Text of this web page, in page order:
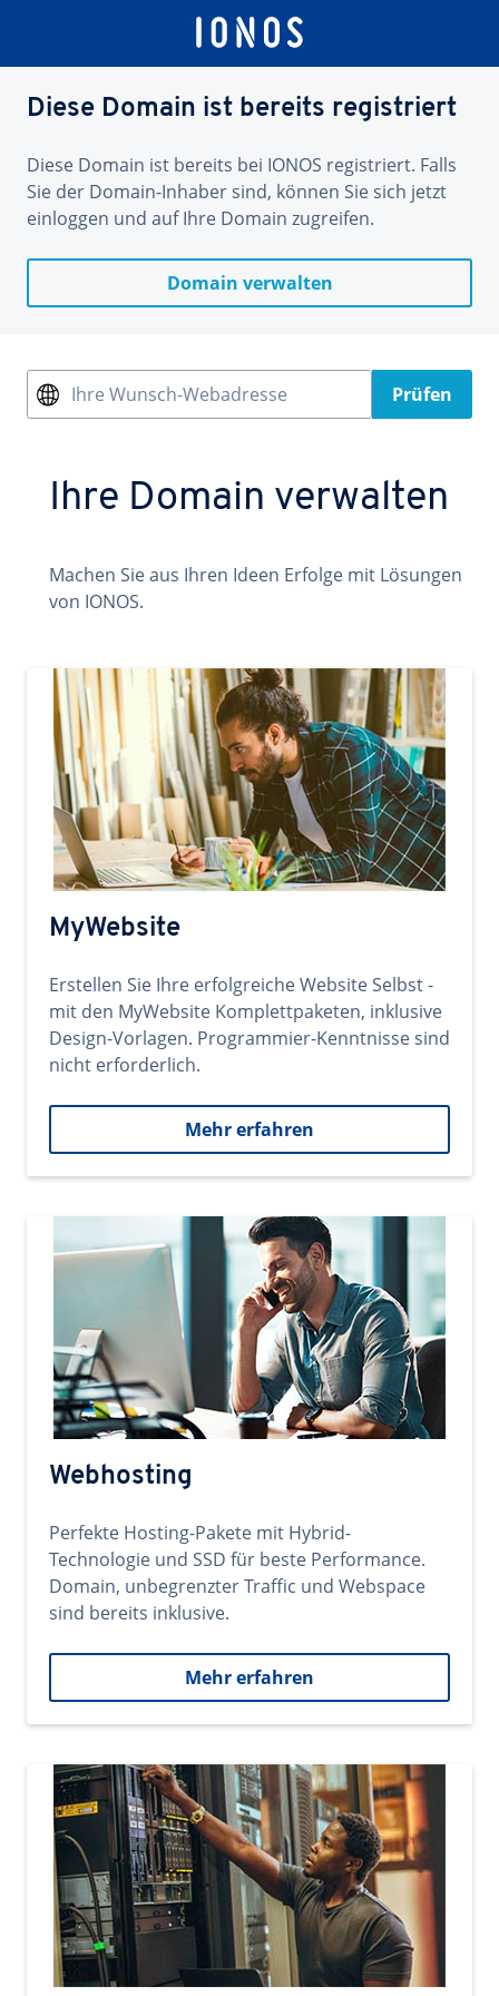
Diese Domain ist bereits registriert
Diese Domain ist bereits bei IONOS registriert. Falls
Sie der Domain-Inhaber sind, können Sie sich jetzt
einloggen und auf Ihre Domain zugreifen.
Domain verwalten
Ihre Wunsch-Webadresse Prüfen
Ihre Domain verwalten
Machen Sie aus Ihren Ideen Erfolge mit Lösungen
von IONOS.
MyWebsite
Erstellen Sie Ihre erfolgreiche Website Selbst -
mit den MyWebsite Komplettpaketen, inklusive
Design-Vorlagen. Programmier-Kenntnisse sind
nicht erforderlich.
Mehr erfahren
Webhosting
Perfekte Hosting-Pakete mit Hybrid-
Technologie und SSD für beste Performance.
Domain, unbegrenzter Traffic und Webspace
sind bereits inklusive.
Mehr erfahren